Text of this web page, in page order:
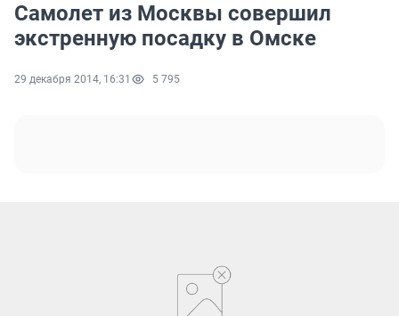
Самолет из Москвы совершил
экстренную посадку в Омске
29 декабря 2014, 16:31 5 795